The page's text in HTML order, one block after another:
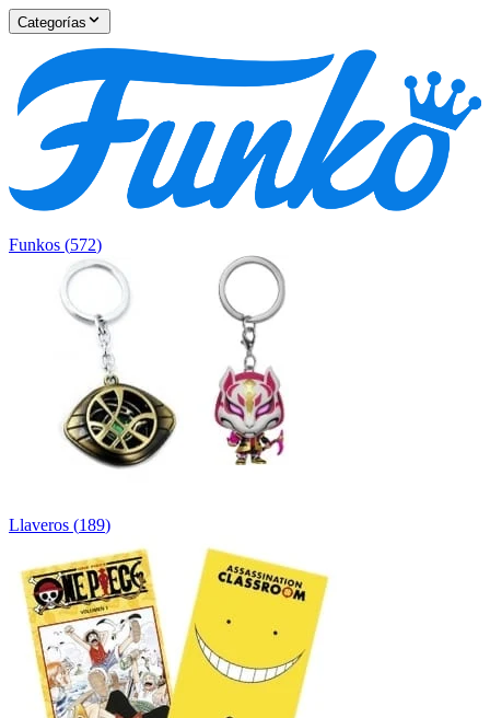
Categorías
Funkos (572)
Llaveros (189)